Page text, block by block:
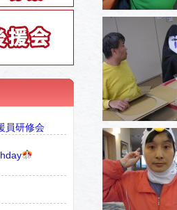
員研修会